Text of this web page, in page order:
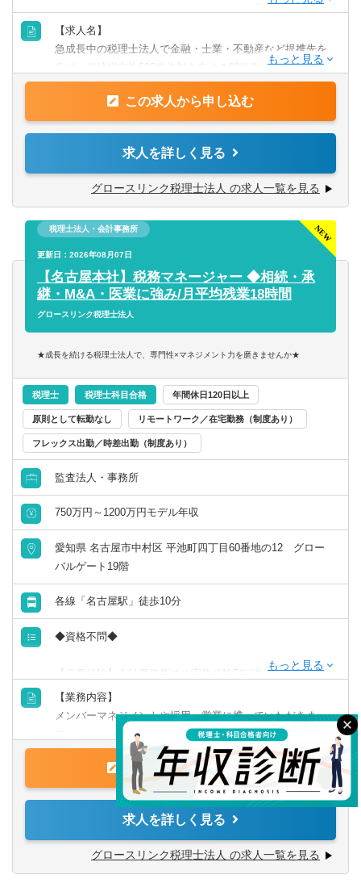
【歓迎】
ファイナンシャルプランナーまたはプライベートバンカー
資格
【求人名】
急成長中の税理士法人で金融・士業・不動産など提携先を
広げ、相続税申告500件体制を支える開拓責任者を募集！
【業務内容】
司法書士事務所・葬儀社・不動産・金融機関との提携営業
単なる営業プレイヤーではなく、経営に近い立場で営業戦
略を描くポジションです。
【具体的には】
■提携営業：士業・不動産業界・金融機関などへの営業戦略
立案と実行
■基盤構築：短期は士業・不動産、葬儀会社などの提携開
拓、
■経営陣と連携し、数字責任を持ち成果を可視化するマネジ
メント業務
この求人から申し込む
求人を詳しく見る
グロースリンク税理士法人 の求人一覧を見る
税理士法人・会計事務所
更新日：2026年08月07日
【名古屋本社】税務マネージャー ◆相続・承
継・M&A・医業に強み/月平均残業18時間
グロースリンク税理士法人
★成長を続ける税理士法人で、専門性×マネジメント力を磨きませんか★
税理士 税理士科目合格 年間休日120日以上
原則として転勤なし リモートワーク／在宅勤務（制度あり）
フレックス出勤／時差出勤（制度あり）
監査法人・事務所
750万円～1200万円モデル年収
愛知県 名古屋市中村区 平池町四丁目60番地の12 グロー
バルゲート19階
各線「名古屋駅」徒歩10分
◆資格不問◆
【必要経験】会計事務所での実務経験5年以上の方
◆以下資格をお持ちの方は知識や経験を活かしていただけ
税理士、日商簿記1～3級、公認会計士。
【業務内容】
メンバーマネジメントや採用・営業に携っていただきま
【具体的には】
■3～6名ほどのチームのマネジメント業務
■営業活動（市場開拓・新規顧問先開拓業務）
■採用業務（書類選考・面接対応・会社説明会実施等）
■税務顧問（記帳代行、財務分析、税務相談、決算対策、経
営相談、ビジネスマッチングなど）
この求人から申し込む
求人を詳しく見る
グロースリンク税理士法人 の求人一覧を見る
検索する クリア